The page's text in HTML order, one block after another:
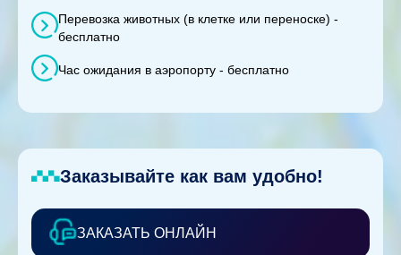
Перевозка животных (в клетке или переноске) -
бесплатно
Час ожидания в аэропорту - бесплатно
Заказывайте как вам удобно!
ЗАКАЗАТЬ ОНЛАЙН